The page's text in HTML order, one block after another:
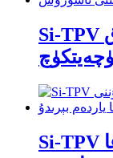
Si-TPV يۇمشاق EVA كۆپۈك
Si-TPV تېرموپلاستىك ئېلاستومېرلارغا